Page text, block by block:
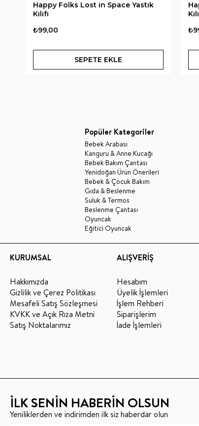
Happy Folks Lost in Space Yastık
Kılıfı
₺99,00
SEPETE EKLE
Popüler Kategoriler
Bebek Arabası
Kanguru & Anne Kucağı
Bebek Bakım Çantası
Yenidoğan Ürün Önerileri
Bebek & Çocuk Bakım
Gıda & Beslenme
Suluk & Termos
Beslenme Çantası
Oyuncak
Eğitici Oyuncak
KURUMSAL
Hakkımızda
Gizlilik ve Çerez Politikası
Mesafeli Satış Sözleşmesi
KVKK ve Açık Rıza Metni
Satış Noktalarımız
ALIŞVERİŞ
Hesabım
Üyelik İşlemleri
İşlem Rehberi
Siparişlerim
İade İşlemleri
İLK SENİN HABERİN OLSUN
Yeniliklerden ve indirimden ilk siz haberdar olun